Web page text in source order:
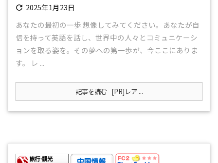
 2025年1月23日
あなたの最初の一歩 想像してみてください。あなたが自
信を持って英語を話し、世界中の人々とコミュニケーシ
ョンを取る姿を。その夢への第一歩が、今ここにありま
す。 レ ...
記事を読む [PR]レア ...